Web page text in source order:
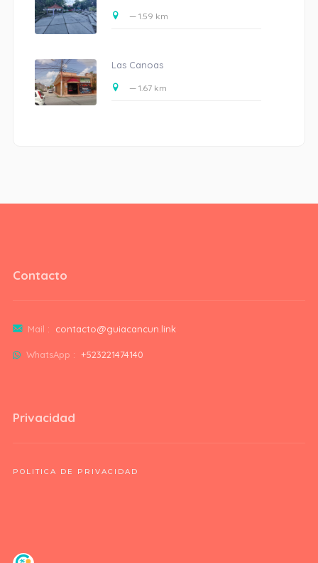
— 1.59 km
Las Canoas
— 1.67 km
Contacto
Mail : contacto@guiacancun.link
WhatsApp : +523221474140
Privacidad
POLITICA DE PRIVACIDAD